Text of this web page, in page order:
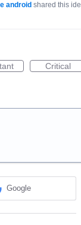
android shared this
Critical
Google